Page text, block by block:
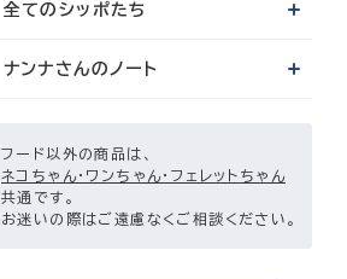
全てのシッポたち
ナンナさんのノート
フード以外の商品は、
ネコちゃん・ワンちゃん・フェレットちゃん
共通です。
お迷いの際はご遠慮なくご相談ください。